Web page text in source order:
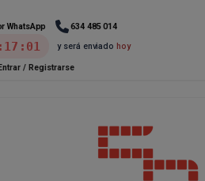
WhatsApp
634 485 014
y será enviado hoy
/ Registrarse